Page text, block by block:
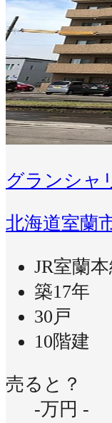
グランシャ
北海道室蘭
JR室蘭
築17年
30戸
10階建
売ると？
-万円 -